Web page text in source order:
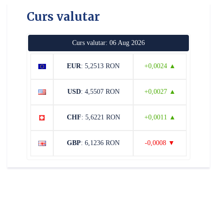
Curs valutar
Curs valutar: 06 Aug 2026
EUR: 5,2513 RON +0,0024 ▲
USD: 4,5507 RON +0,0027 ▲
CHF: 5,6221 RON +0,0011 ▲
GBP: 6,1236 RON -0,0008 ▼